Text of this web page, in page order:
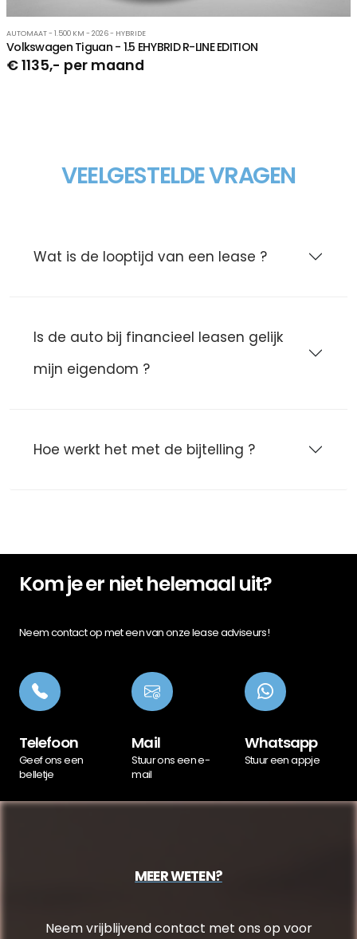
AUTOMAAT - 1.500 KM - 2026 - HYBRIDE
Volkswagen Tiguan - 1.5 EHYBRID R-LINE EDITION
€ 1135,- per maand
VEELGESTELDE VRAGEN
Wat is de looptijd van een lease ?
Is de auto bij financieel leasen gelijk
mijn eigendom ?
Hoe werkt het met de bijtelling ?
Kom je er niet helemaal uit?
Neem contact op met een van onze lease adviseurs!
Telefoon
Geef ons een
belletje
Mail
Stuur ons een e-
mail
Whatsapp
Stuur een appje
MEER WETEN?
Neem vrijblijvend contact met ons op voor